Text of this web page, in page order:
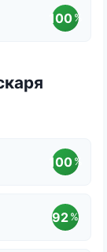
100 %
100 %
92 %